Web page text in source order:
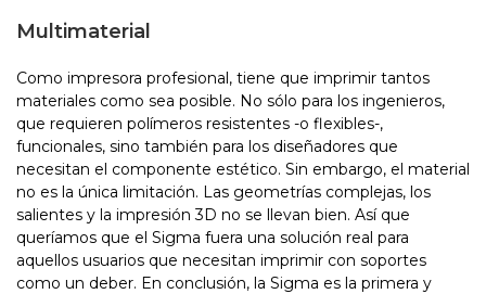
Multimaterial
Como impresora profesional, tiene que imprimir tantos
materiales como sea posible. No sólo para los ingenieros,
que requieren polímeros resistentes -o flexibles-,
funcionales, sino también para los diseñadores que
necesitan el componente estético. Sin embargo, el material
no es la única limitación. Las geometrías complejas, los
salientes y la impresión 3D no se llevan bien. Así que
queríamos que el Sigma fuera una solución real para
aquellos usuarios que necesitan imprimir con soportes
como un deber. En conclusión, la Sigma es la primera y